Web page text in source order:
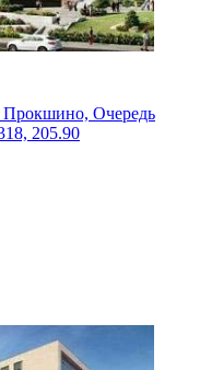
Прокшино, Очередь
205.90